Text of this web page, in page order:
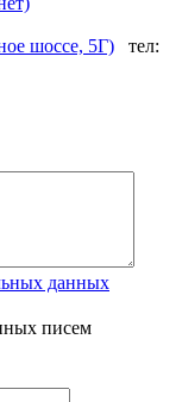
шоссе, 5Г)
тел:
данных
писем